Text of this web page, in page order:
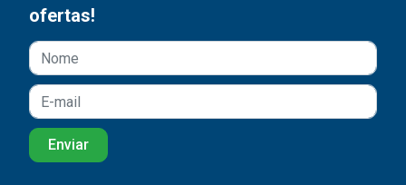
ofertas!